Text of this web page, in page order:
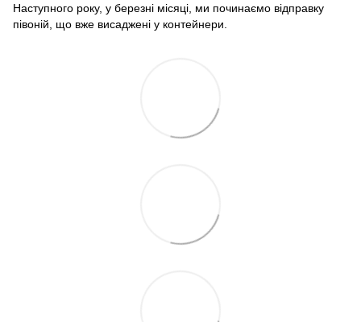
Наступного року, у березні місяці, ми починаємо відправку
півоній, що вже висаджені у контейнери.